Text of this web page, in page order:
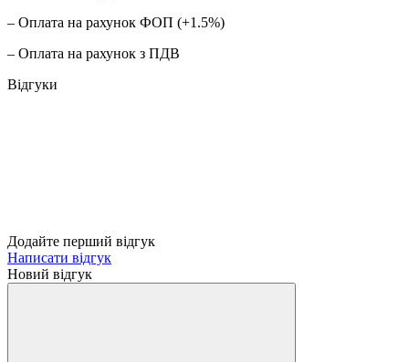
– Оплата на рахунок ФОП (+1.5%)
– Оплата на рахунок з ПДВ
Відгуки
Додайте перший відгук
Написати відгук
Новий відгук